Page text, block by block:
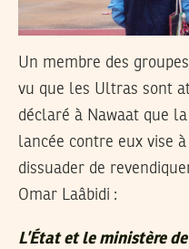
Un membre des
vu que les Ultras sont
déclaré à Nawaat que
lancée contre eux vise
dissuader de
Omar Laâbidi :
L’État et le ministère